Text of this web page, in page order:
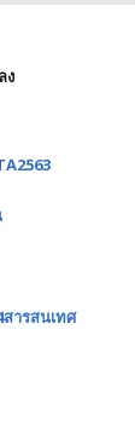
ง
ารสนเทศ